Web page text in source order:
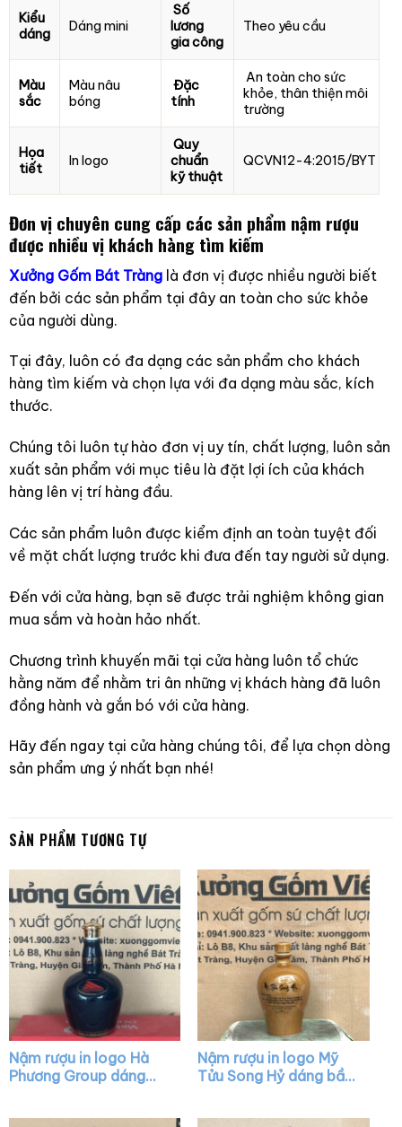
Kiểu
dáng
Dáng mini
Số
lương
gia công
Theo yêu cầu
Màu
sắc
Màu nâu
bóng
Đặc
tính
An toàn cho sức
khỏe, thân thiện môi
trường
Họa
tiết
In logo
Quy
chuẩn
kỹ thuật
QCVN12-4:2015/BYT
Đơn vị chuyên cung cấp các sản phẩm nậm rượu
được nhiều vị khách hàng tìm kiếm
Xưởng Gốm Bát Trànglà đơn vị được nhiều người biết
đến bởi các sản phẩm tại đây an toàn cho sức khỏe
của người dùng.
Tại đây, luôn có đa dạng các sản phẩm cho khách
hàng tìm kiếm và chọn lựa với đa dạng màu sắc, kích
thước.
Chúng tôi luôn tự hào đơn vị uy tín, chất lượng, luôn sản
xuất sản phẩm với mục tiêu là đặt lợi ích của khách
hàng lên vị trí hàng đầu.
Các sản phẩm luôn được kiểm định an toàn tuyệt đối
về mặt chất lượng trước khi đưa đến tay người sử dụng.
Đến với cửa hàng, bạn sẽ được trải nghiệm không gian
mua sắm và hoàn hảo nhất.
Chương trình khuyến mãi tại cửa hàng luôn tổ chức
hằng năm để nhằm tri ân những vị khách hàng đã luôn
đồng hành và gắn bó với cửa hàng.
Hãy đến ngay tại cửa hàng chúng tôi, để lựa chọn dòng
sản phẩm ưng ý nhất bạn nhé!
SẢN PHẨM TƯƠNG TỰ
Nậm rượu in logo Hà
Phương Group dáng
Nậm rượu in logo Mỹ
Tửu Song Hỷ dáng bầu